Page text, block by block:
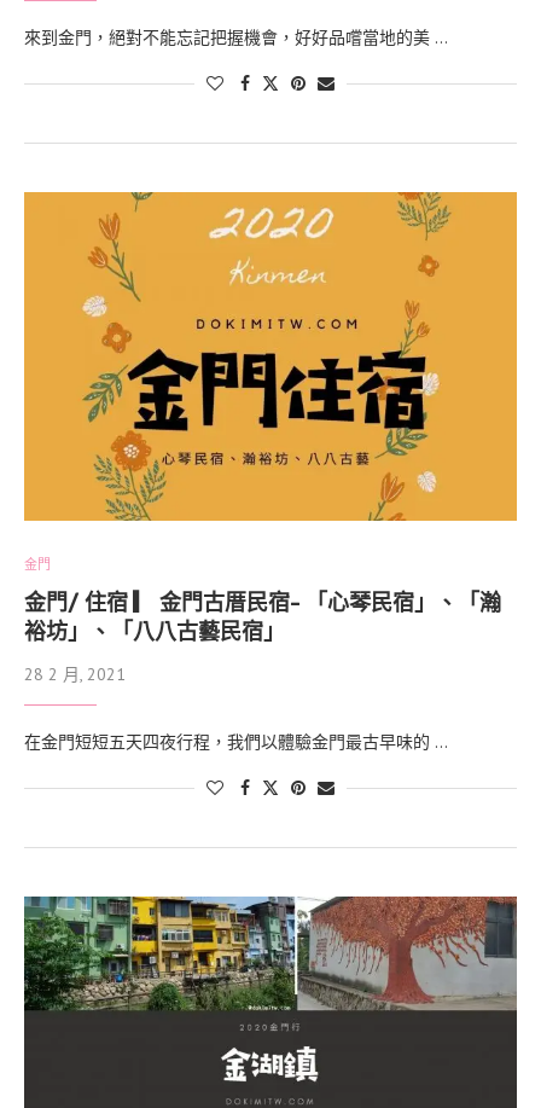
來到金門，絕對不能忘記把握機會，好好品嚐當地的美 …
金門
金門/ 住宿 ▎ 金門古厝民宿- 「心琴民宿」、「瀚
裕坊」、「八八古藝民宿」
28 2 月, 2021
在金門短短五天四夜行程，我們以體驗金門最古早味的 …